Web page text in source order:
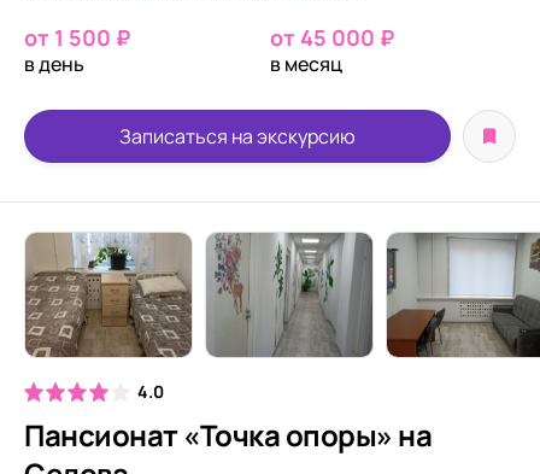
от 1 500 ₽
в день
от 45 000 ₽
в месяц
Записаться на экскурсию
4.0
Пансионат «Точка опоры» на